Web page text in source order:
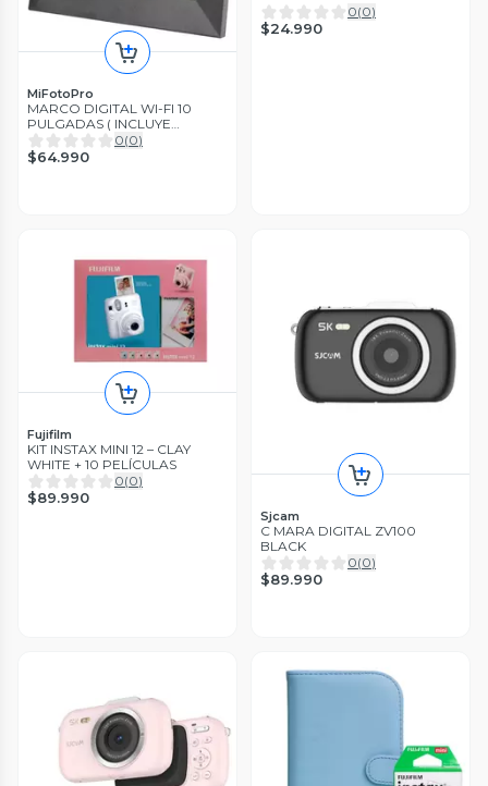
MiFotoPro
MARCO DIGITAL WI-FI 10
PULGADAS ( INCLUYE
APLICACIÓN FRAMEO)
0(0)
$64.990
0(0)
$24.990
Fujifilm
KIT INSTAX MINI 12 – CLAY
WHITE + 10 PELÍCULAS
0(0)
$89.990
Sjcam
C MARA DIGITAL ZV100
BLACK
0(0)
$89.990